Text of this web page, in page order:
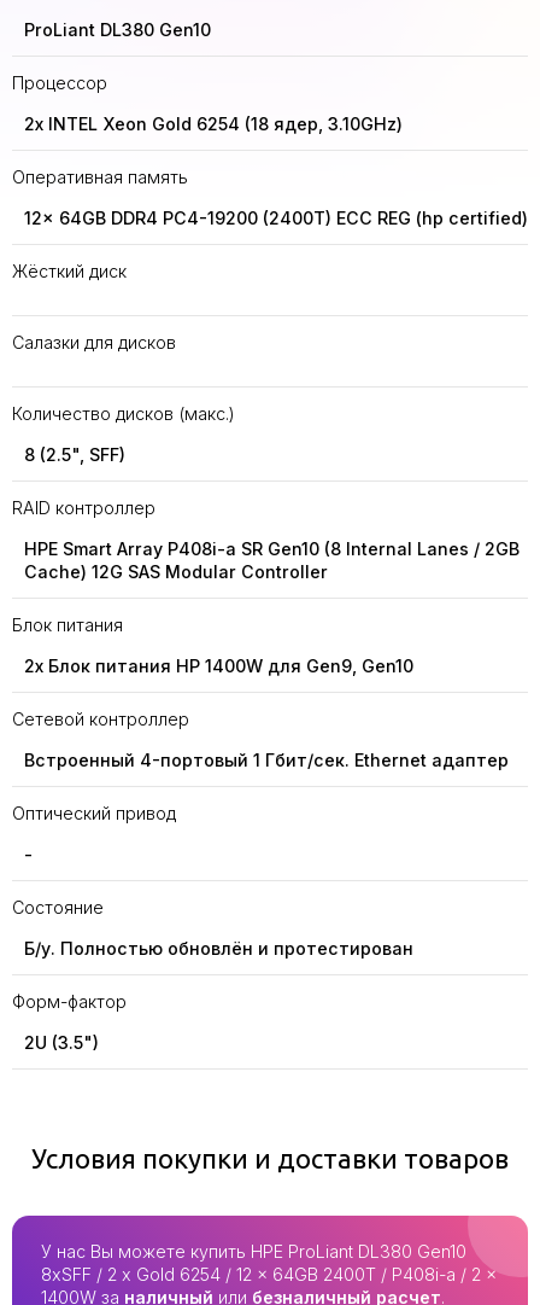
ProLiant DL380 Gen10
Процессор
2x INTEL Xeon Gold 6254 (18 ядер, 3.10GHz)
Оперативная память
12x 64GB DDR4 PC4-19200 (2400T) ECC REG (hp certified)
Жёсткий диск
Салазки для дисков
Количество дисков (макс.)
8 (2.5", SFF)
RAID контроллер
HPE Smart Array P408i-a SR Gen10 (8 Internal Lanes / 2GB
Cache) 12G SAS Modular Controller
Блок питания
2x Блок питания HP 1400W для Gen9, Gen10
Сетевой контроллер
Встроенный 4-портовый 1 Гбит/сек. Ethernet адаптер
Оптический привод
-
Состояние
Б/у. Полностью обновлён и протестирован
Форм-фактор
2U (3.5")
Условия покупки и доставки товаров
У нас Вы можете купить HPE ProLiant DL380 Gen10
8xSFF / 2 x Gold 6254 / 12 x 64GB 2400T / P408i-a / 2 x
1400W за наличный или безналичный расчет.